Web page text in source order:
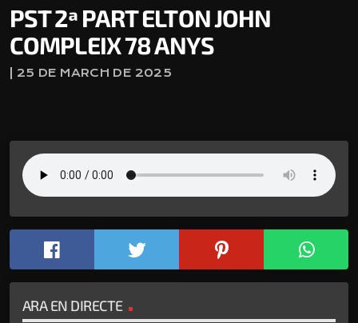
PST 2ª PART ELTON JOHN
COMPLEIX 78 ANYS
| 25 DE MARCH DE 2025
ARA EN DIRECTE